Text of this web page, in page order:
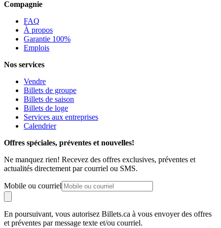
Compagnie
FAQ
À propos
Garantie 100%
Emplois
Nos services
Vendre
Billets de groupe
Billets de saison
Billets de loge
Services aux entreprises
Calendrier
Offres spéciales, préventes et nouvelles!
Ne manquez rien! Recevez des offres exclusives, préventes et
actualités directement par courriel ou SMS.
Mobile ou courriel
En poursuivant, vous autorisez Billets.ca à vous envoyer des offres
et préventes par message texte et/ou courriel.